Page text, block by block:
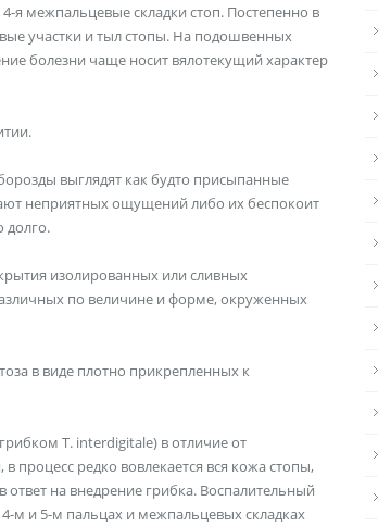
я межпальцевые складки стоп. Постепенно в
участки и тыл стопы. На подошвенных
болезни чаще носит вялотекущий характер
выглядят как будто присыпанные
неприятных ощущений либо их беспокоит
долго.
изолированных или сливных
по величине и форме, окруженных
в виде плотно прикрепленных к
T. interdigitale) в отличие от
редко вовлекается вся кожа стопы,
на внедрение грибка. Воспалительный
м и 5-м пальцах и межпальцевых складках